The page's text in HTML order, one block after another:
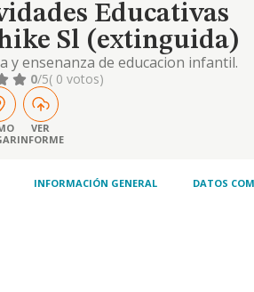
Educativas
Sl (extinguida)
y ensenanza de educacion infantil.
no reglada de educacion
profesional. otras
de ensenaza, corte y confeccion,
mecanografia, idiomas,
0/5( 0 votos)
VER
INFORME
INFORMACIÓN GENERAL DATOS